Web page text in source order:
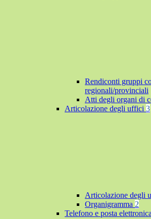
Rendiconti gruppi
regionali/provinciali
Atti degli organi di
Articolazione degli uffici 3
Articolazione degli
Organigramma 2
Telefono e posta elettronica